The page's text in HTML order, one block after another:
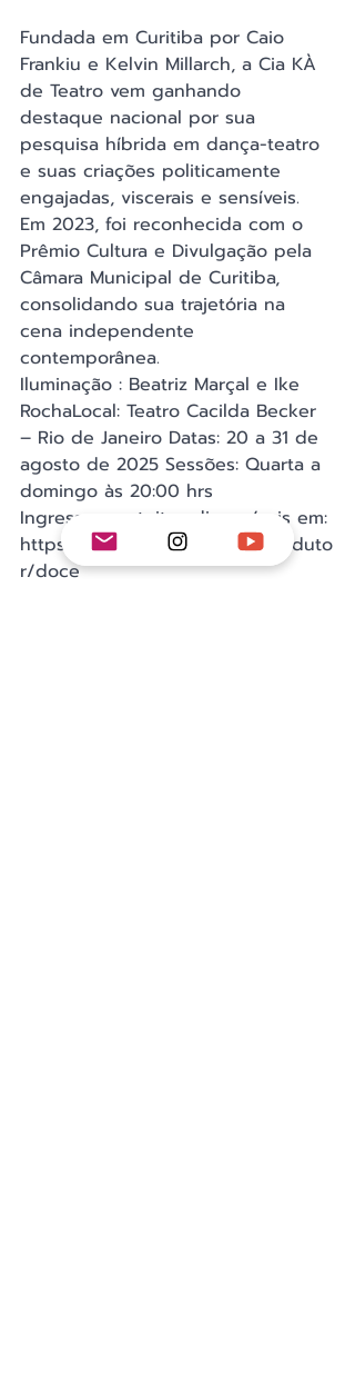
Fundada em Curitiba por Caio
Frankiu e Kelvin Millarch, a Cia KÀ
de Teatro vem ganhando
destaque nacional por sua
pesquisa híbrida em dança-teatro
e suas criações politicamente
engajadas, viscerais e sensíveis.
Em 2023, foi reconhecida com o
Prêmio Cultura e Divulgação pela
Câmara Municipal de Curitiba,
consolidando sua trajetória na
cena independente
contemporânea.
Iluminação : Beatriz Marçal e Ike
RochaLocal: Teatro Cacilda Becker
– Rio de Janeiro Datas: 20 a 31 de
agosto de 2025 Sessões: Quarta a
domingo às 20:00 hrs
Ingressos gratuitos disponíveis em:
https://www.sympla.com.br/produto
r/doce